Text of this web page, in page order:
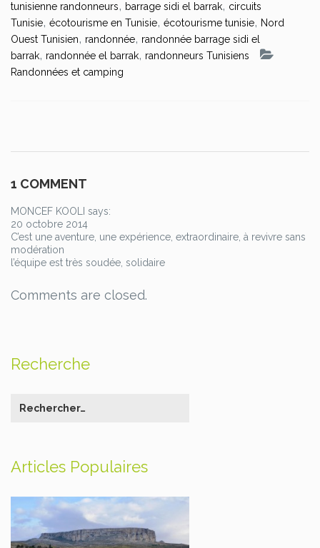
tunisienne randonneurs, barrage sidi el barrak, circuits
Tunisie, écotourisme en Tunisie, écotourisme tunisie, Nord
Ouest Tunisien, randonnée, randonnée barrage sidi el
barrak, randonnée el barrak, randonneurs Tunisiens
Randonnées et camping
1 COMMENT
MONCEF KOOLI says:
20 octobre 2014
C’est une aventure, une expérience, extraordinaire, à revivre sans
modération
l’équipe est très soudée, solidaire
Comments are closed.
Recherche
Articles Populaires